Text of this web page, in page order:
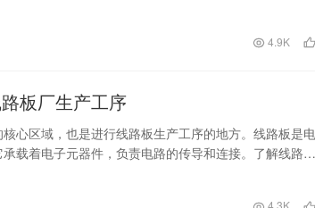
4.9K
板厂生产工序
心区域，也是进行线路板生产工序的地方。线路板是电
载着电子元器件，负责电路的传导和连接。了解线路板